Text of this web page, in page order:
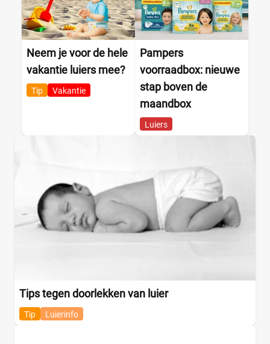
Neem je voor de hele
vakantie luiers mee?
Tip Vakantie
Pampers
voorraadbox: nieuwe
stap boven de
maandbox
Luiers
Tips tegen doorlekken van luier
Tip Luierinfo